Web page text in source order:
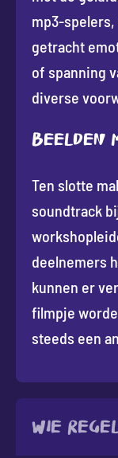
mp3-
getracht
of spanning
diverse
Beelden
Ten slotte
soundtrack
deelnemers
kunnen er
filmpje
steeds een
Wie